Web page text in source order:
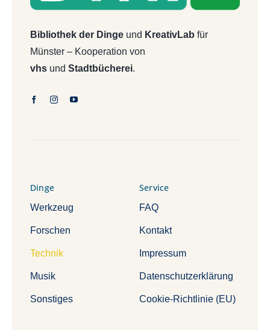
Bibliothek der Dingeund KreativLab für
Münster – Kooperation von
vhsund Stadtbücherei.
Dinge
Werkzeug
Forschen
Technik
Musik
Sonstiges
Service
FAQ
Kontakt
Impressum
Datenschutzerklärung
Cookie-Richtlinie (EU)